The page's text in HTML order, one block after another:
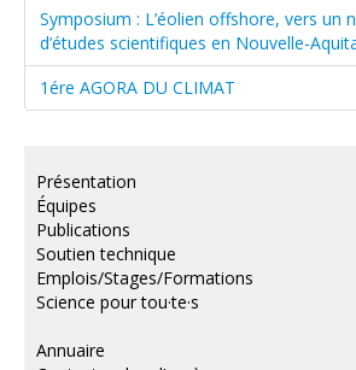
Symposium : L’éolien offshore, vers un
d’études scientifiques en Nouvelle-
1ére AGORA DU CLIMAT
Présentation
Équipes
Publications
Soutien technique
Emplois/Stages/Formations
Science pour tou·te·s
Annuaire